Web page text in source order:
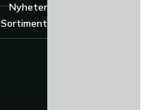
Nyheter
Sortiment